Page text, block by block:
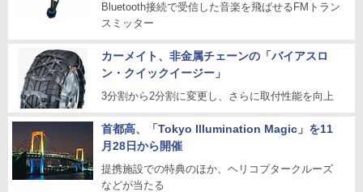
Bluetooth接続で受信した音楽を飛ばせるFMトラン
スミッター
カーメイト、非金属チェーンの「バイアスロ
ン・クイックイージー」
3分割から2分割に変更し、さらに取付性能を向上
首都高、「Tokyo Illumination Magic」を11
月28日から開催
提携施設での特典のほか、ヘリコプタークルーズ
などが当たる